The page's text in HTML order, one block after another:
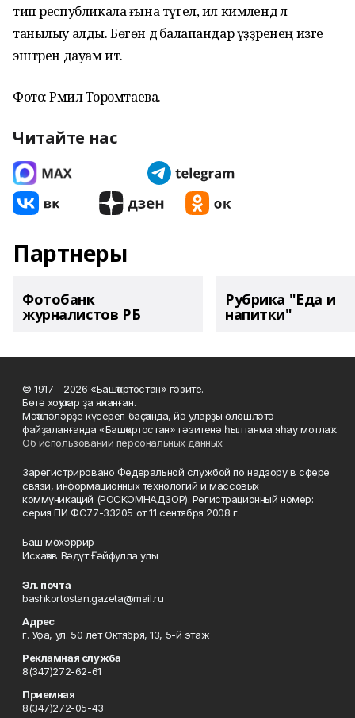
тип республикала ғына түгел, ил кимәлендә лә
танылыу алды. Бөгөн дә балапандар үҙҙәренең изге
эштәрен дауам итә.
Фото: Рәмилә Торомтаева.
Читайте нас
Партнеры
Фотобанк
журналистов РБ
Рубрика "Еда и
напитки"
© 1917 - 2026 «Башҡортостан» гәзите.
Бөтә хоҡуҡтар ҙа яҡланған.
Мәҡәләләрҙе күсереп баҫҡанда, йә уларҙы өлөшләтә
файҙаланғанда «Башҡортостан» гәзитенә һылтанма яһау мотлаҡ.
Об использовании персональных данных
Зарегистрировано Федеральной службой по надзору в сфере
связи, информационных технологий и массовых
коммуникаций (РОСКОМНАДЗОР). Регистрационный номер:
серия ПИ ФС77-33205 от 11 сентября 2008 г.
Баш мөхәррир
Исхаҡов Вәдүт Ғәйфулла улы
Эл. почта
bashkortostan.gazeta@mail.ru
Адрес
г. Уфа, ул. 50 лет Октября, 13, 5-й этаж
Рекламная служба
8(347)272-62-61
Приемная
8(347)272-05-43